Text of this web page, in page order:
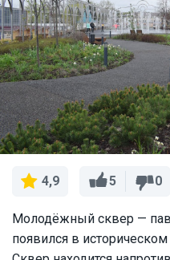
4,9 5 0
Молодёжный сквер —
появился в